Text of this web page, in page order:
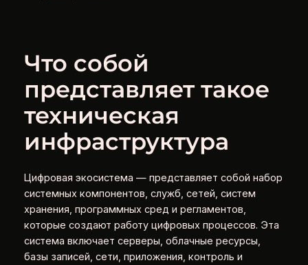
Что собой
представляет такое
техническая
инфраструктура
Цифровая экосистема — представляет собой набор
системных компонентов, служб, сетей, систем
хранения, программных сред и регламентов,
которые создают работу цифровых процессов. Эта
система включает серверы, облачные ресурсы,
базы записей, сети, приложения, контроль и